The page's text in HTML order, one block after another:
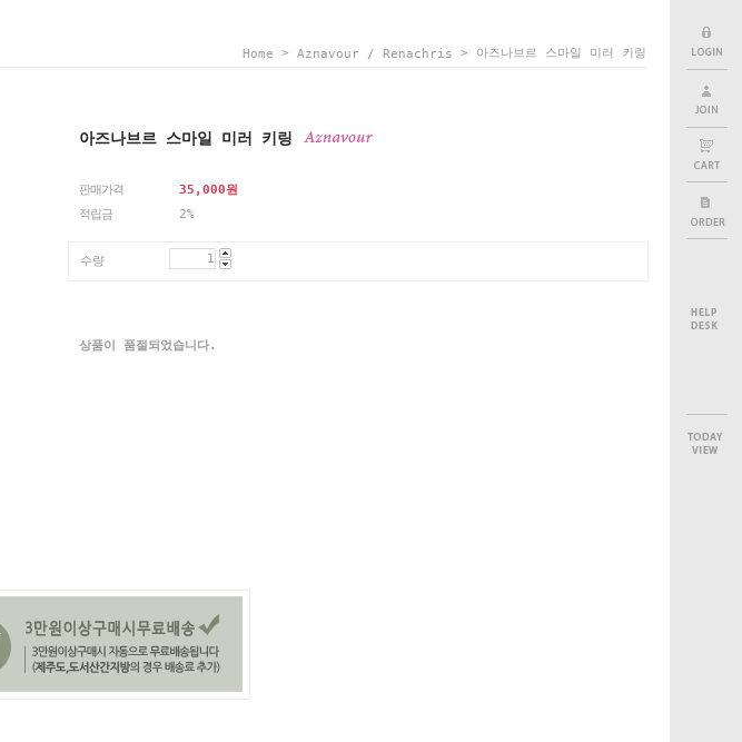
Home > Aznavour / Renachris > 아즈나브르 스마일 미러 키링
아즈나브르 스마일 미러 키링
판매가격 35,000원
적립금
2%
수량
상품이 품절되었습니다.